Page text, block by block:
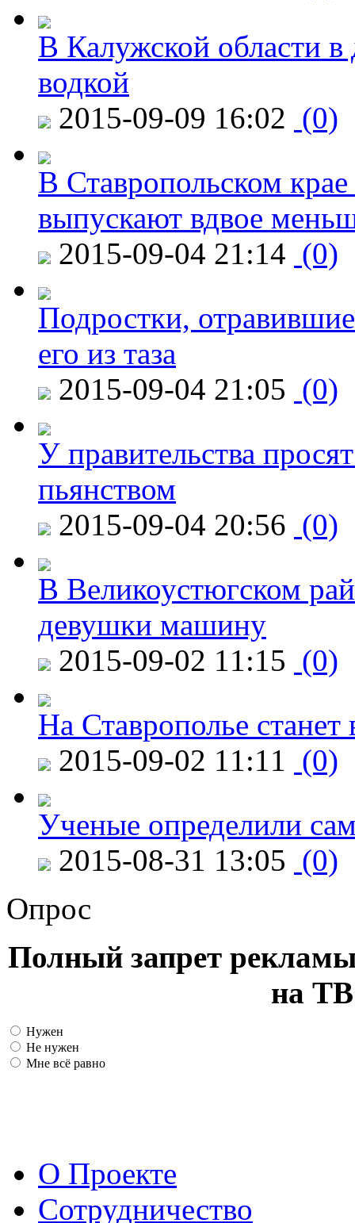
В Калужской области в
водкой
2015-09-09 16:02 (0)
В Ставропольском
выпускают вдвое
2015-09-04 21:14 (0)
Подростки,
его из таза
2015-09-04 21:05 (0)
У правительства
пьянством
2015-09-04 20:56 (0)
В Великоустюгском
девушки машину
2015-09-02 11:15 (0)
На Ставрополье
2015-09-02 11:11 (0)
Ученые определили
2015-08-31 13:05 (0)
Опрос
Полный запрет
на ТВ
Нужен
Не нужен
Мне всё равно
О Проекте
Сотрудничество